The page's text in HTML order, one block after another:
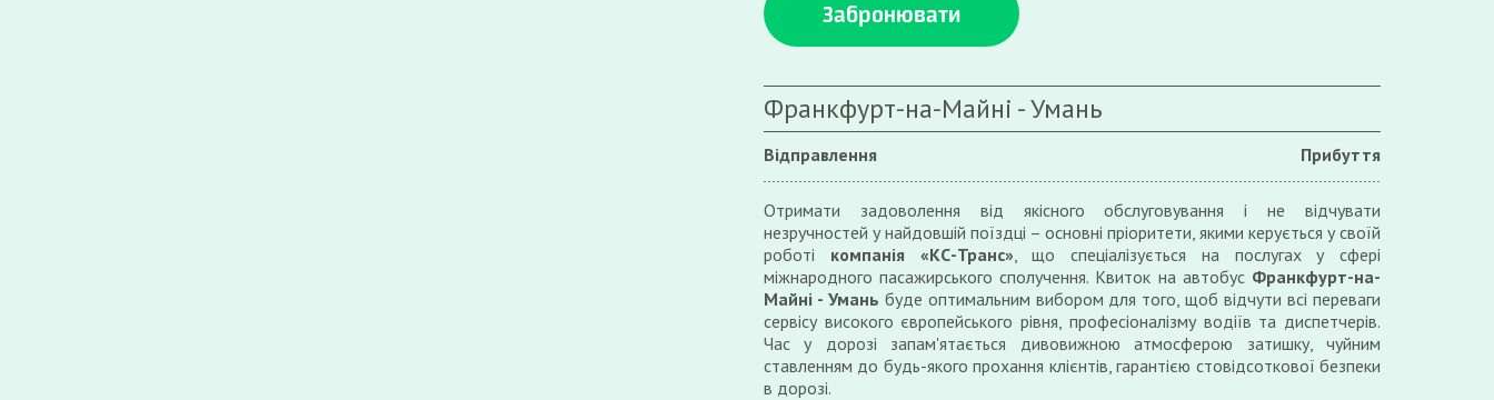
Забронювати
Франкфурт-на-Майні - Умань
Відправлення Прибуття
Отримати задоволення від якісного обслуговування і не відчувати
незручностей у найдовшій поїздці – основні пріоритети, якими керується у своїй
роботі компанія «КС-Транс», що спеціалізується на послугах у сфері
міжнародного пасажирського сполучення. Квиток на автобус Франкфурт-на-
Майні - Умань буде оптимальним вибором для того, щоб відчути всі переваги
сервісу високого європейського рівня, професіоналізму водіїв та диспетчерів.
Час у дорозі запам'ятається дивовижною атмосферою затишку, чуйним
ставленням до будь-якого прохання клієнтів, гарантією стовідсоткової безпеки
в дорозі.